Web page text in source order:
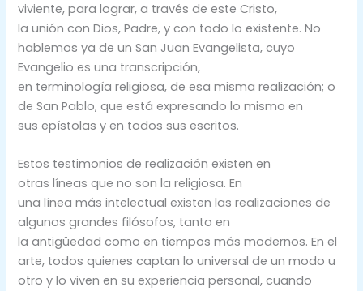
viviente, para lograr, a través de este Cristo,
la unión con Dios, Padre, y con todo lo existente. No
hablemos ya de un San Juan Evangelista, cuyo
Evangelio es una transcripción,
en terminología religiosa, de esa misma realización; o
de San Pablo, que está expresando lo mismo en
sus epístolas y en todos sus escritos.
Estos testimonios de realización existen en
otras líneas que no son la religiosa. En
una línea más intelectual existen las realizaciones de
algunos grandes filósofos, tanto en
la antigüedad como en tiempos más modernos. En el
arte, todos quienes captan lo universal de un modo u
otro y lo viven en su experiencia personal, cuando